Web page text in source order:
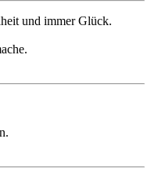
und immer Glück.